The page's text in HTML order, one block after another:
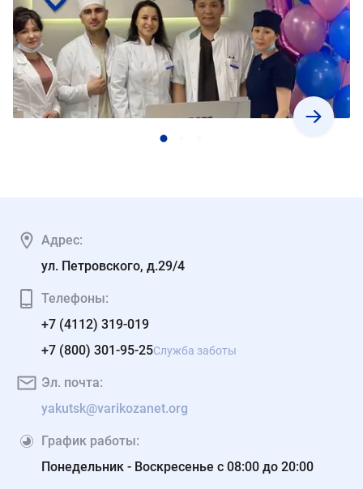
Адрес:
ул. Петровского, д.29/4
Телефоны:
+7 (4112) 319-019
+7 (800) 301-95-25Служба заботы
Эл. почта:
yakutsk@varikozanet.org
График работы:
Понедельник - Воскресенье с 08:00 до 20:00